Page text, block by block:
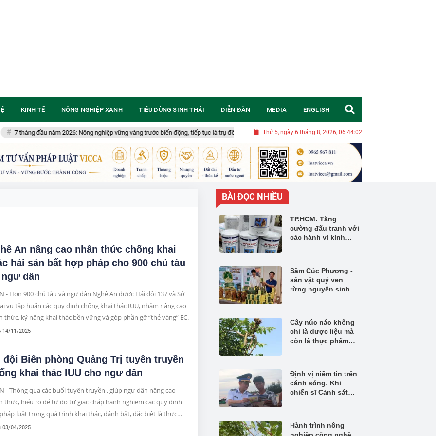
đầu năm 2026: Nông nghiệp vững vàng trước biến động, tiếp tục là trụ đỡ của nền kinh tế Rau từ nhà kính tự động có đủ sức cạnh tranh trực tiếp
Thứ 5, ngày 6 tháng 8, 2026, 06:44:02
KINH TẾ NÔNG NGHIỆP XANH TIÊU DÙNG SINH THÁI DIỄN ĐÀN MEDIA ENGLISH
An nâng cao nhận thức chống khai
hải sản bất hợp pháp cho 900 chủ tàu
dân
- Hơn 900 chủ tàu và ngư dân Nghệ An được Hải đội 137 và Sở
vụ tập huấn các quy định chống khai thác IUU, nhằm nâng cao
thức, kỹ năng khai thác bền vững và góp phần gỡ “thẻ vàng” EC.
14/11/2025
đội Biên phòng Quảng Trị tuyên truyền
khai thác IUU cho ngư dân
- Thông qua các buổi tuyên truyền , giúp ngư dân nâng cao
thức, hiểu rõ để từ đó tự giác chấp hành nghiêm các quy định
luật trong quá trình khai thác, đánh bắt, đặc biệt là thực
các khuyến nghị của Ủy ban châu Âu (EC) để chung tay cùng
03/04/2025
BÀI ĐỌC NHIỀU
TP.HCM: Tăng
cường đấu tranh với
các hành vi kinh
Sâm Cúc Phương -
sản vật quý ven
rừng nguyên sinh
Cây núc nác không
chỉ là dược liệu mà
còn là thực phẩm
Định vị niềm tin trên
cánh sóng: Khi
chiến sĩ Cảnh sát
Hành trình nông
nghiệp công nghệ